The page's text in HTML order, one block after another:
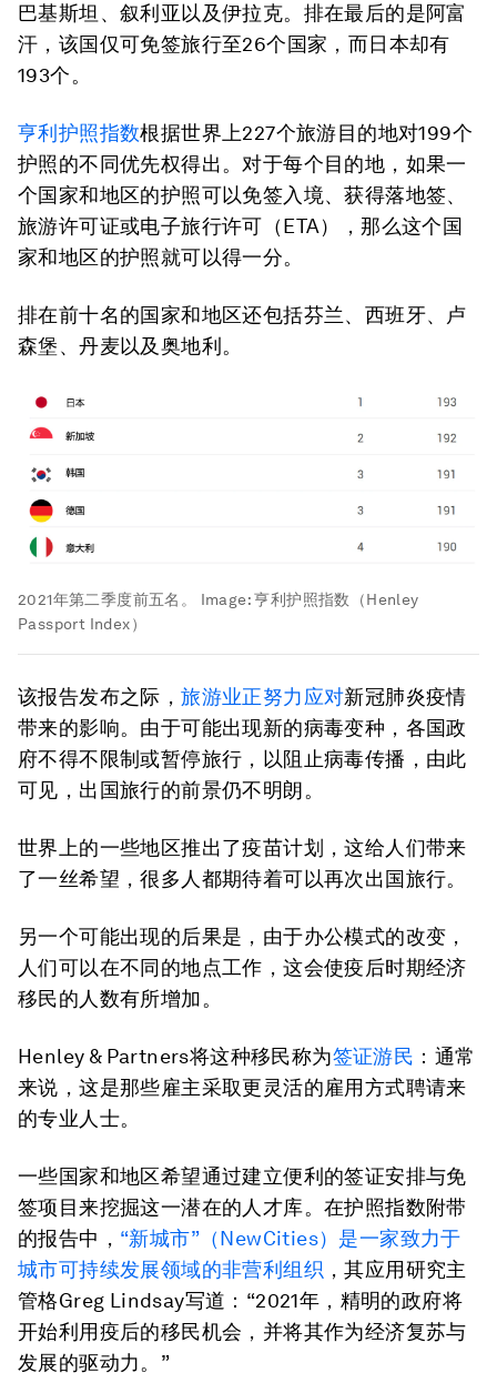
巴基斯坦、叙利亚以及伊拉克。排在最后的是阿富
汗，该国仅可免签旅行至26个国家，而日本却有
193个。
亨利护照指数根据世界上227个旅游目的地对199个
护照的不同优先权得出。对于每个目的地，如果一
个国家和地区的护照可以免签入境、获得落地签、
旅游许可证或电子旅行许可（ETA），那么这个国
家和地区的护照就可以得一分。
排在前十名的国家和地区还包括芬兰、西班牙、卢
森堡、丹麦以及奥地利。
2021年第二季度前五名。 Image:亨利护照指数（Henley
Passport Index）
该报告发布之际，旅游业正努力应对新冠肺炎疫情
带来的影响。由于可能出现新的病毒变种，各国政
府不得不限制或暂停旅行，以阻止病毒传播，由此
可见，出国旅行的前景仍不明朗。
世界上的一些地区推出了疫苗计划，这给人们带来
了一丝希望，很多人都期待着可以再次出国旅行。
另一个可能出现的后果是，由于办公模式的改变，
人们可以在不同的地点工作，这会使疫后时期经济
移民的人数有所增加。
Henley & Partners将这种移民称为签证游民 ：通常
来说，这是那些雇主采取更灵活的雇用方式聘请来
的专业人士。
一些国家和地区希望通过建立便利的签证安排与免
签项目来挖掘这一潜在的人才库。在护照指数附带
的报告中， “新城市”（NewCities）是一家致力于
城市可持续发展领域的非营利组织 ，其应用研究主
管格Greg Lindsay写道：“2021年，精明的政府将
开始利用疫后的移民机会，并将其作为经济复苏与
发展的驱动力。”